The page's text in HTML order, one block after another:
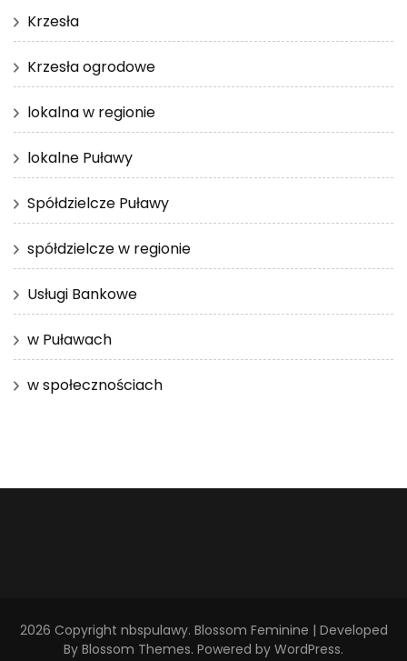
Krzesła
Krzesła ogrodowe
lokalna w regionie
lokalne Puławy
Spółdzielcze Puławy
spółdzielcze w regionie
Usługi Bankowe
w Puławach
w społecznościach
2026 Copyright nbspulawy. Blossom Feminine | Developed
By Blossom Themes. Powered by WordPress.